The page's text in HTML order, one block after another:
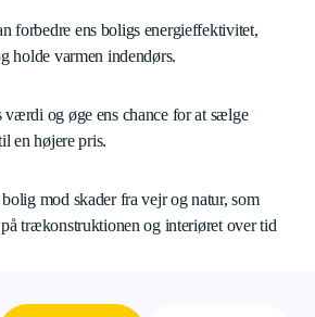
forbedre ens boligs energieffektivitet,
holde varmen indendørs.
værdi og øge ens chance for at sælge
en højere pris.
mod skader fra vejr og natur, som
trækonstruktionen og interiøret over tid